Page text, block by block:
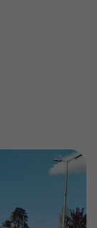
réseau TICO
à la